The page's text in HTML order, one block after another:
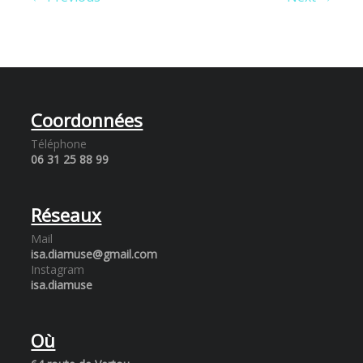
Coordonnées
Téléphone
06 31 25 88 99
Réseaux
Mail
isa.diamuse@gmail.com
Instagram
isa.diamuse
Où